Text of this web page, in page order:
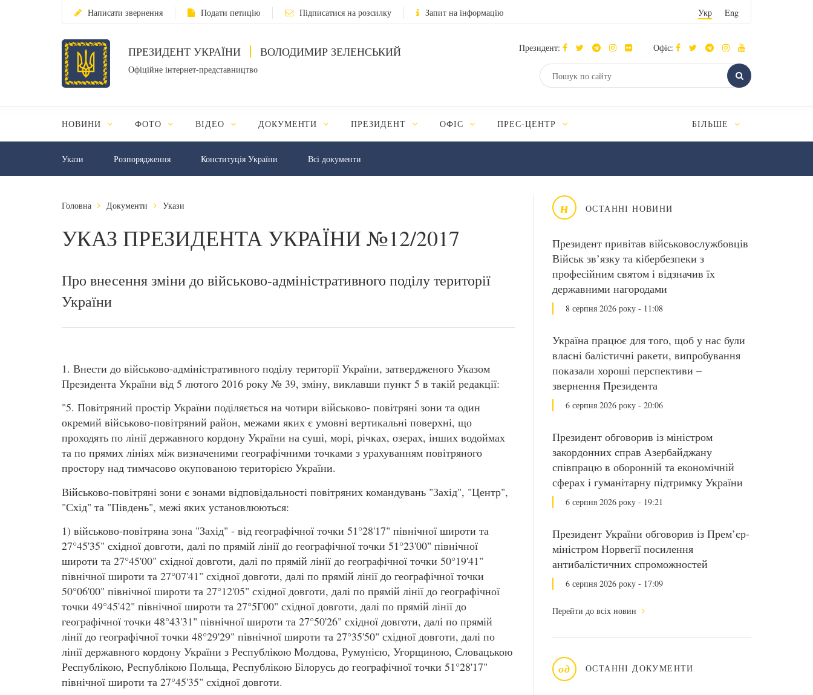
Написати звернення Подати петицію Підписатися на розсилку Запит на інформацію Укр Eng
ПРЕЗИДЕНТ УКРАЇНИ ВОЛОДИМИР ЗЕЛЕНСЬКИЙ
Офіційне інтернет-представництво
Президент: Офіс:
НОВИНИ ФОТО ВІДЕО ДОКУМЕНТИ ПРЕЗИДЕНТ ОФІС ПРЕС-ЦЕНТР БІЛЬШЕ
Укази Розпорядження Конституція України Всі документи
н ОСТАННІ НОВИНИ
Президент привітав військовослужбовців
Військ зв’язку та кібербезпеки з
професійним святом і відзначив їх
державними нагородами
8 серпня 2026 року - 11:08
Україна працює для того, щоб у нас були
власні балістичні ракети, випробування
показали хороші перспективи –
звернення Президента
6 серпня 2026 року - 20:06
Президент обговорив із міністром
закордонних справ Азербайджану
співпрацю в оборонній та економічній
сферах і гуманітарну підтримку України
6 серпня 2026 року - 19:21
Президент України обговорив із Прем’єр-
міністром Норвегії посилення
антибалістичних спроможностей
6 серпня 2026 року - 17:09
Перейти до всіх новин
од ОСТАННІ ДОКУМЕНТИ
Головна Документи Укази
УКАЗ ПРЕЗИДЕНТА УКРАЇНИ №12/2017
Про внесення зміни до військово-адміністративного поділу території
України
1. Внести до військово-адміністративного поділу території України, затвердженого Указом
Президента України від 5 лютого 2016 року № 39, зміну, виклавши пункт 5 в такій редакції:
"5. Повітряний простір України поділяється на чотири військово- повітряні зони та один
окремий військово-повітряний район, межами яких є умовні вертикальні поверхні, що
проходять по лінії державного кордону України на суші, морі, річках, озерах, інших водоймах
та по прямих лініях між визначеними географічними точками з урахуванням повітряного
простору над тимчасово окупованою територією України.
Військово-повітряні зони є зонами відповідальності повітряних командувань "Захід", "Центр",
"Схід" та "Південь", межі яких установлюються:
1) військово-повітряна зона "Захід" - від географічної точки 51°28'17" північної широти та
27°45'35" східної довготи, далі по прямій лінії до географічної точки 51°23'00" північної
широти та 27°45'00" східної довготи, далі по прямій лінії до географічної точки 50°19'41"
північної широти та 27°07'41" східної довготи, далі по прямій лінії до географічної точки
50°06'00" північної широти та 27°12'05" східної довготи, далі по прямій лінії до географічної
точки 49°45'42" північної широти та 27°5Г00" східної довготи, далі по прямій лінії до
географічної точки 48°43'31" північної широти та 27°50'26" східної довготи, далі по прямій
лінії до географічної точки 48°29'29" північної широти та 27°35'50" східної довготи, далі по
лінії державного кордону України з Республікою Молдова, Румунією, Угорщиною, Словацькою
Республікою, Республікою Польща, Республікою Білорусь до географічної точки 51°28'17"
північної широти та 27°45'35" східної довготи.